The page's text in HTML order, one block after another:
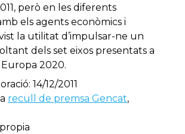
però en les diferents
els agents econòmics i
vist la utilitat d’impulsar-ne un
dels set eixos presentats a
Europa 2020.
14/12/2011
recull de premsa Gencat,